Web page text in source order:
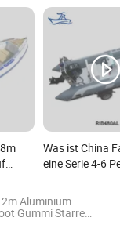
Was ist China
eine Serie 4-6
Fiberglas
Aufblasbares
Aluminium
Gummi Starre